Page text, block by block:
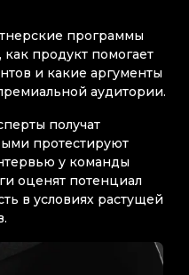
программы
продукт помогает
и какие аргументы
аудитории.
получат
протестируют
у команды
оценят потенциал
в условиях растущей